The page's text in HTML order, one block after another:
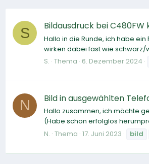
S Bildausdruck bei
Hallo in die Runde, ich habe
wirken dabei fast wie schwarz/
S. Thema 6. Dezember 2024
N Bild in ausgewählten
Hallo zusammen, ich möchte
(Habe schon erfolglos
N. Thema 17. Juni 2023 bild